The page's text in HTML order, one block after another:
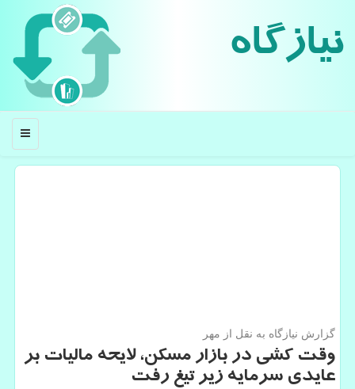
نیازگاه
منو
گزارش نیازگاه به نقل از مهر
وقت كشی در بازار مسكن، لایحه مالیات بر
عایدی سرمایه زیر تیغ رفت